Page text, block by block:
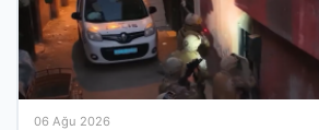
06 Ağu 2026